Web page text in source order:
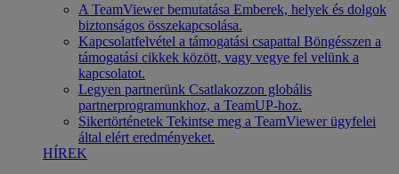
A TeamViewer bemutatása Emberek, helyek és dolgok
biztonságos összekapcsolása.
Kapcsolatfelvétel a támogatási csapattal Böngésszen a
támogatási cikkek között, vagy vegye fel velünk a
kapcsolatot.
Legyen partnerünk Csatlakozzon globális
partnerprogramunkhoz, a TeamUP-hoz.
Sikertörténetek Tekintse meg a TeamViewer ügyfelei
által elért eredményeket.
HÍREK